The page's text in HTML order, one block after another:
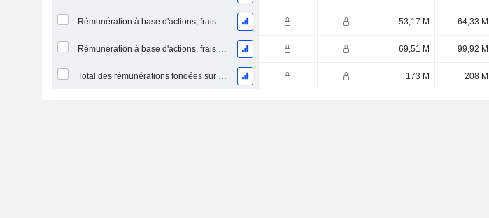
Rémunération à base d'actions, frais de S&M (total) 53,17 M 64,33 M
Rémunération à base d'actions, frais généraux et administratifs (total) 69,51 M 99,92 M
Total des rémunérations fondées sur des actions 173 M 208 M